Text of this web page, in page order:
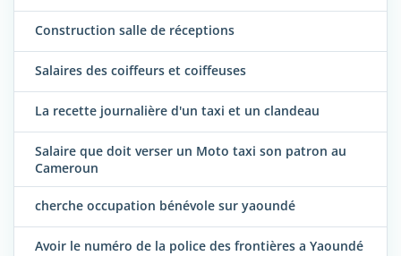
Construction salle de réceptions
Salaires des coiffeurs et coiffeuses
La recette journalière d'un taxi et un clandeau
Salaire que doit verser un Moto taxi son patron au
Cameroun
cherche occupation bénévole sur yaoundé
Avoir le numéro de la police des frontières a Yaoundé